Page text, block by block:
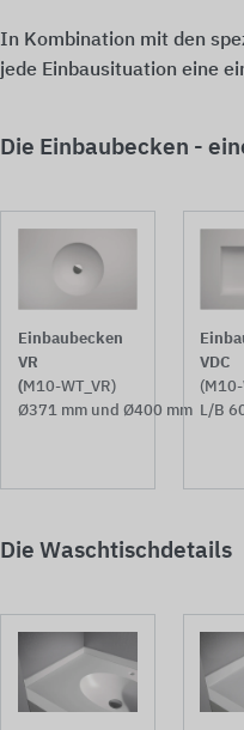
In Kombination mit den
jede Einbausituation eine
Die Einbaubecken -
Einbaubecken
VR
(M10-WT_VR)
Ø371 mm und Ø400 mm
VDC
(M10-
L/B
Die Waschtischdetails